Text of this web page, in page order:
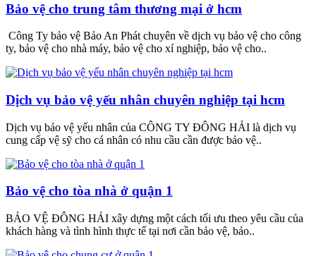
Bảo vệ cho trung tâm thương mại ở hcm
Công Ty bảo vệ Bảo An Phát chuyên về dịch vụ bảo vệ cho công
ty, bảo vệ cho nhà máy, bảo vệ cho xí nghiệp, bảo vệ cho..
Dịch vụ bảo vệ yếu nhân chuyên nghiệp tại hcm
Dịch vụ bảo vệ yếu nhân của CÔNG TY ĐÔNG HẢI là dịch vụ
cung cấp vệ sỹ cho cá nhân có nhu cầu cần được bảo vệ..
Bảo vệ cho tòa nhà ở quận 1
BẢO VỆ ĐÔNG HẢI xây dựng một cách tối ưu theo yêu cầu của
khách hàng và tình hình thực tế tại nơi cần bảo vệ, bảo..